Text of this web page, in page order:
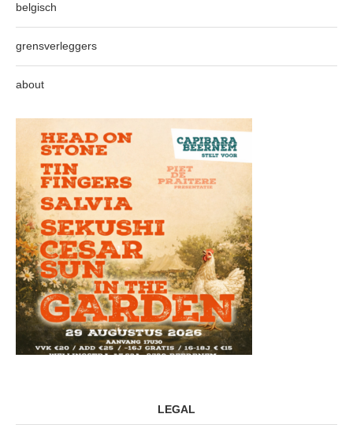
belgisch
grensverleggers
about
LEGAL